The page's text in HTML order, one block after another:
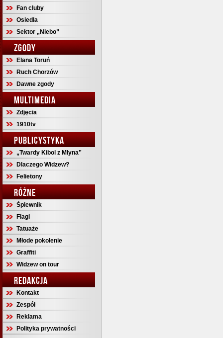
Fan cluby
Osiedla
Sektor „Niebo”
ZGODY
Elana Toruń
Ruch Chorzów
Dawne zgody
MULTIMEDIA
Zdjęcia
1910tv
PUBLICYSTYKA
„Twardy Kibol z Młyna”
Dlaczego Widzew?
Felietony
RÓŻNE
Śpiewnik
Flagi
Tatuaże
Młode pokolenie
Graffiti
Widzew on tour
REDAKCJA
Kontakt
Zespół
Reklama
Polityka prywatności